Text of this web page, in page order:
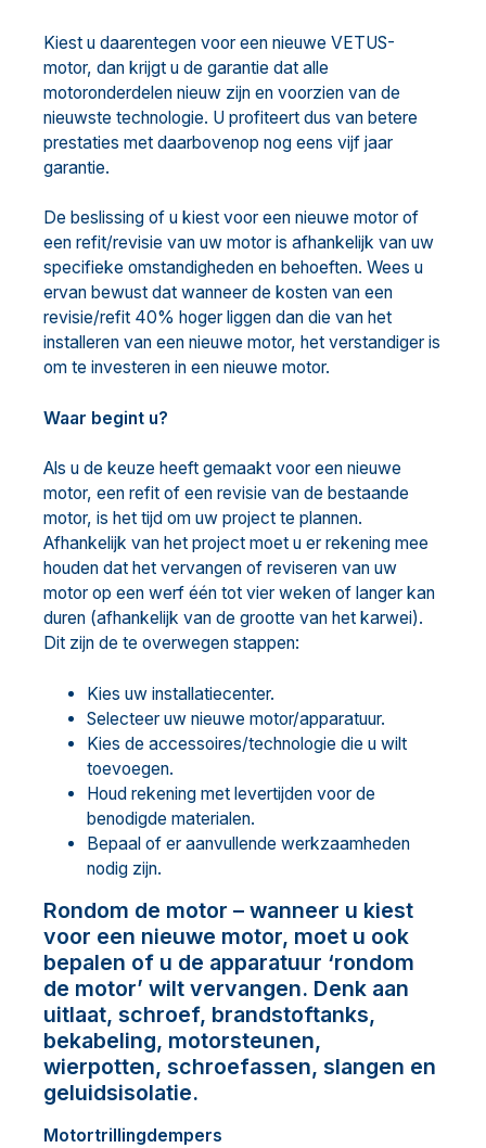
Kiest u daarentegen voor een nieuwe VETUS-
motor, dan krijgt u de garantie dat alle
motoronderdelen nieuw zijn en voorzien van de
nieuwste technologie. U profiteert dus van betere
prestaties met daarbovenop nog eens vijf jaar
garantie.
De beslissing of u kiest voor een nieuwe motor of
een refit/revisie van uw motor is afhankelijk van uw
specifieke omstandigheden en behoeften. Wees u
ervan bewust dat wanneer de kosten van een
revisie/refit 40% hoger liggen dan die van het
installeren van een nieuwe motor, het verstandiger is
om te investeren in een nieuwe motor.
Waar begint u?
Als u de keuze heeft gemaakt voor een nieuwe
motor, een refit of een revisie van de bestaande
motor, is het tijd om uw project te plannen.
Afhankelijk van het project moet u er rekening mee
houden dat het vervangen of reviseren van uw
motor op een werf één tot vier weken of langer kan
duren (afhankelijk van de grootte van het karwei).
Dit zijn de te overwegen stappen:
Kies uw installatiecenter.
Selecteer uw nieuwe motor/apparatuur.
Kies de accessoires/technologie die u wilt
toevoegen.
Houd rekening met levertijden voor de
benodigde materialen.
Bepaal of er aanvullende werkzaamheden
nodig zijn.
Rondom de motor – wanneer u kiest
voor een nieuwe motor, moet u ook
bepalen of u de apparatuur ‘rondom
de motor’ wilt vervangen. Denk aan
uitlaat, schroef, brandstoftanks,
bekabeling, motorsteunen,
wierpotten, schroefassen, slangen en
geluidsisolatie.
Motortrillingdempers